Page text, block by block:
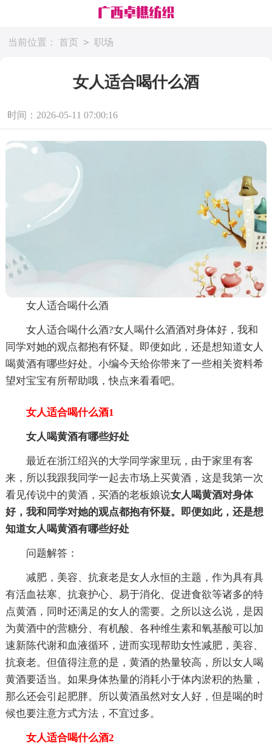
当前位置： 首页 > 职场
女人适合喝什么酒
时间：2026-05-11 07:00:16
女人适合喝什么酒
女人适合喝什么酒?女人喝什么酒酒对身体好，我和
同学对她的观点都抱有怀疑。即便如此，还是想知道女人
喝黄酒有哪些好处。小编今天给你带来了一些相关资料希
望对宝宝有所帮助哦，快点来看看吧。
女人适合喝什么酒1
女人喝黄酒有哪些好处
最近在浙江绍兴的大学同学家里玩，由于家里有客
来，所以我跟我同学一起去市场上买黄酒，这是我第一次
看见传说中的黄酒，买酒的老板娘说女人喝黄酒对身体
好，我和同学对她的观点都抱有怀疑。即便如此，还是想
知道女人喝黄酒有哪些好处
问题解答：
减肥，美容、抗衰老是女人永恒的主题，作为具有具
有活血祛寒、抗衰护心、易于消化、促进食欲等诸多的特
点黄酒，同时还满足的女人的需要。之所以这么说，是因
为黄酒中的营糖分、有机酸、各种维生素和氧基酸可以加
速新陈代谢和血液循环，进而实现帮助女性减肥，美容、
抗衰老。但值得注意的是，黄酒的热量较高，所以女人喝
黄酒要适当。如果身体热量的消耗小于体内淤积的热量，
那么还会引起肥胖。所以黄酒虽然对女人好，但是喝的时
候也要注意方式方法，不宜过多。
女人适合喝什么酒2